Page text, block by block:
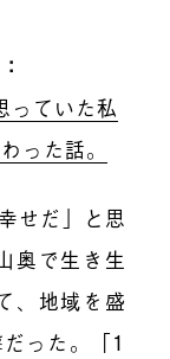
っていた私
った話。
せだ」と思
奥で生き生
、地域を盛
った。「1